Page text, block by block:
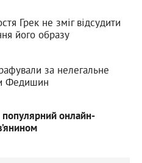
Грек не зміг відсудити
його образу
за нелегальне
Федишин
популярний онлайн-